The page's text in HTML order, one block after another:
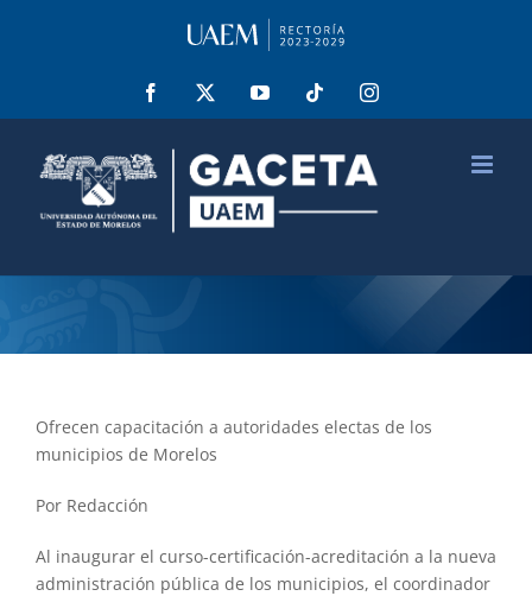
Facebook YouTube Tiktok Instagram
Ofrecen capacitación a autoridades electas de los
municipios de Morelos
Por Redacción
Al inaugurar el curso-certificación-acreditación a la nueva
administración pública de los municipios, el coordinador